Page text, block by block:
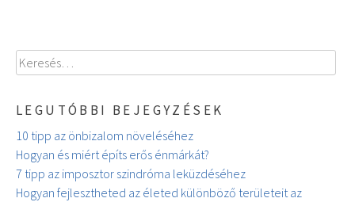
Keresés:
LEGUTÓBBI BEJEGYZÉSEK
10 tipp az önbizalom növeléséhez
Hogyan és miért építs erős énmárkát?
7 tipp az imposztor szindróma leküzdéséhez
Hogyan fejlesztheted az életed különböző területeit az